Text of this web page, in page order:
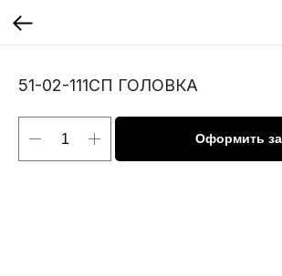
51-02-111СП ГОЛОВКА
Оформить